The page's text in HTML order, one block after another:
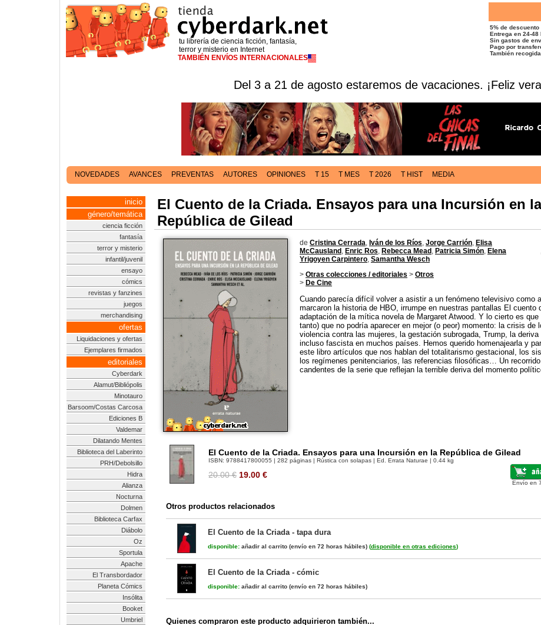
tu librería de ciencia ficción, fantasía,
terror y misterio en Internet
TAMBIÉN ENVÍOS INTERNACIONALES
5% de descuento
Entrega en 24-48
Sin gastos de
Pago por
También
Del 3 a 21 de agosto estaremos de vacaciones. ¡Feliz
NOVEDADES AVANCES PREVENTAS AUTORES OPINIONES T 15 T MES T 2026 T HIST MEDIA
inicio
género/temática
ciencia ficción
fantasía
terror y misterio
infantil/juvenil
ensayo
cómics
revistas y fanzines
juegos
merchandising
ofertas
Liquidaciones y ofertas
Ejemplares firmados
editoriales
Cyberdark
Alamut/Bibliópolis
Minotauro
Barsoom/Costas Carcosa
Ediciones B
Valdemar
Dilatando Mentes
Biblioteca del Laberinto
PRH/Debolsillo
Hidra
Alianza
Nocturna
Dolmen
Biblioteca Carfax
Diábolo
Oz
Sportula
Apache
El Transbordador
Planeta Cómics
Insólita
Booket
Umbriel
El Cuento de la Criada. Ensayos para una Incursión en la
República de Gilead
de Cristina Cerrada, Iván de los Ríos, Jorge Carrión, Elisa
McCausland , Enric Ros, Rebecca Mead , Patricia Simón, Elena
Yrigoyen Carpintero, Samantha Wesch
> Otras colecciones / editoriales > Otros
> De Cine
Cuando parecía difícil volver a asistir a un fenómeno televisivo como
marcaron la historia de HBO, irrumpe en nuestras pantallas El cuento
adaptación de la mítica novela de Margaret Atwood. Y lo cierto es
tanto) que no podría aparecer en mejor (o peor) momento: la crisis de
violencia contra las mujeres, la gestación subrogada, Trump, la deriva
incluso fascista en muchos países. Hemos querido homenajearla y
este libro artículos que nos hablan del totalitarismo gestacional, los
los regímenes penitenciarios, las referencias filosóficas… Un
candentes de la serie que reflejan la terrible deriva del momento
El Cuento de la Criada. Ensayos para una Incursión en la República de Gilead
ISBN: 9788417800055 | 282 páginas | Rústica con solapas | Ed. Errata Naturae | 0.44 kg
20.00 € 19.00 €
Envío en
Otros productos relacionados
El Cuento de la Criada - tapa dura
disponible: añadir al carrito (envío en 72 horas hábiles) (disponible en otras ediciones)
El Cuento de la Criada - cómic
disponible: añadir al carrito (envío en 72 horas hábiles)
Quienes compraron este producto adquirieron también...